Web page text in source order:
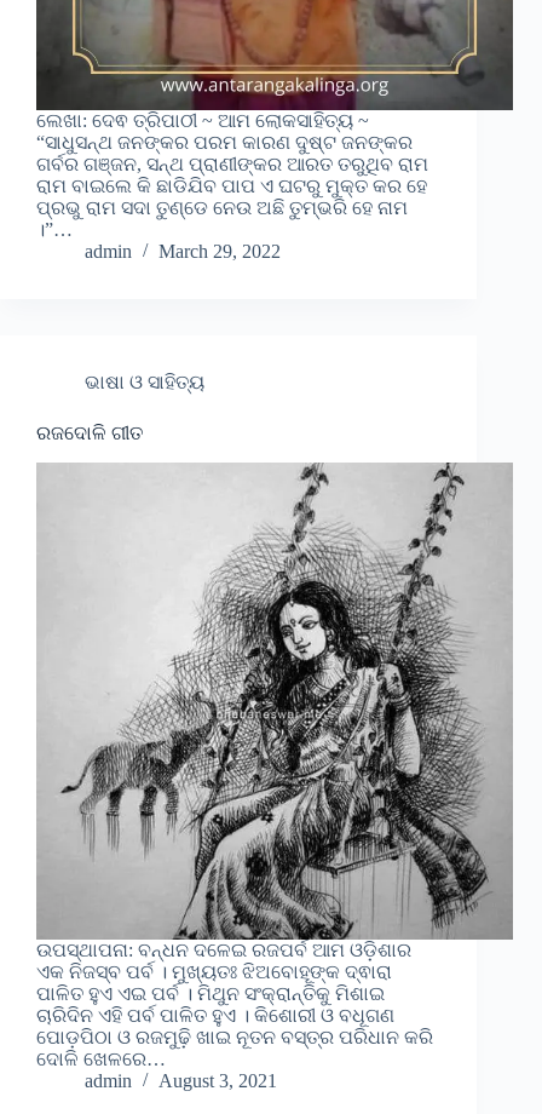
ଲେଖା: ଦେଵ ତ୍ରିପାଠୀ ~ ଆମ ଲୋକସାହିତ୍ୟ ~
“ସାଧୁସନ୍ଥ ଜନଙ୍କର ପରମ କାରଣ ଦୁଷ୍ଟ ଜନଙ୍କର
ଗର୍ବର ଗଞ୍ଜନ, ସନ୍ଥ ପ୍ରାଣୀଙ୍କର ଆରତ ତରୁଥିବ ରାମ
ରାମ ବାଇଲେ କି ଛାଡିଯିବ ପାପ ଏ ଘଟରୁ ମୁକ୍ତ କର ହେ
ପ୍ରଭୁ ରାମ ସଦା ତୁଣ୍ଡେ ନେଉ ଅଛି ତୁମ୍ଭରି ହେ ନାମ
।”…
admin
March 29, 2022
ଭାଷା ଓ ସାହିତ୍ୟ
ରଜଦୋଳି ଗୀତ
ଉପସ୍ଥାପନା: ବନ୍ଧନ ଦଳେଇ ରଜପର୍ବ ଆମ ଓଡ଼ିଶାର
ଏକ ନିଜସ୍ବ ପର୍ବ । ମୁଖ୍ୟତଃ ଝିଅବୋହୂଙ୍କ ଦ୍ଵାରା
ପାଳିତ ହୁଏ ଏଇ ପର୍ବ । ମିଥୁନ ସଂକ୍ରାନ୍ତିକୁ ମିଶାଇ
ଚାରିଦିନ ଏହି ପର୍ବ ପାଳିତ ହୁଏ । କିଶୋରୀ ଓ ବଧୂଗଣ
ପୋଡ଼ପିଠା ଓ ରଜମୁଢ଼ି ଖାଇ ନୂତନ ବସ୍ତ୍ର ପରିଧାନ କରି
ଦୋଳି ଖେଳରେ…
admin
August 3, 2021